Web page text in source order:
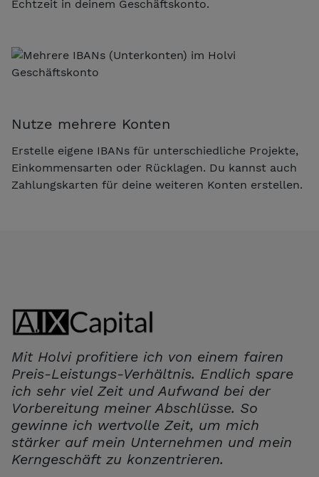
Echtzeit in deinem Geschäftskonto.
Nutze mehrere Konten
Erstelle eigene IBANs für unterschiedliche Projekte,
Einkommensarten oder Rücklagen. Du kannst auch
Zahlungskarten für deine weiteren Konten erstellen.
Mit Holvi profitiere ich von einem fairen
Preis-Leistungs-Verhältnis. Endlich spare
ich sehr viel Zeit und Aufwand bei der
Vorbereitung meiner Abschlüsse. So
gewinne ich wertvolle Zeit, um mich
stärker auf mein Unternehmen und mein
Kerngeschäft zu konzentrieren.